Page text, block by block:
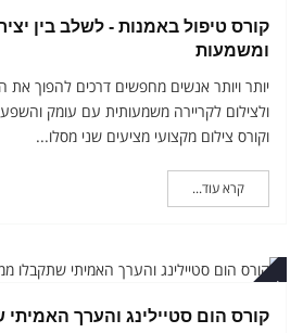
קורס טיפול באמנות - לשלב בין
ומשמעות
יותר ויותר אנשים מחפשים דרכים להפוך
ולצילום לקריירה משמעותית עם עומק
וקורס צילום מקצועי מציעים שני מסלו...
קרא עוד...
קורס הום סטיילינג והערך